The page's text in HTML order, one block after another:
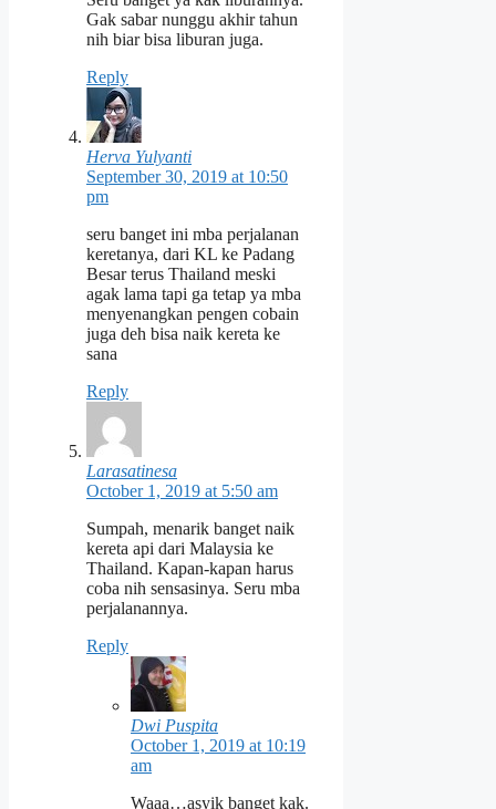
Gak sabar nunggu akhir tahun
nih biar bisa liburan juga.
Reply
Herva Yulyanti
September 30, 2019 at 10:50
pm
seru banget ini mba perjalanan
keretanya, dari KL ke Padang
Besar terus Thailand meski
agak lama tapi ga tetap ya mba
menyenangkan pengen cobain
juga deh bisa naik kereta ke
sana
Reply
Larasatinesa
October 1, 2019 at 5:50 am
Sumpah, menarik banget naik
kereta api dari Malaysia ke
Thailand. Kapan-kapan harus
coba nih sensasinya. Seru mba
perjalanannya.
Reply
Dwi Puspita
October 1, 2019 at 10:19
am
Waaa…asyik banget kak.